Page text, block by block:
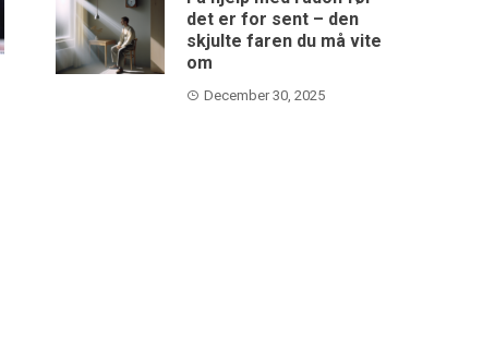
det er for sent – den
skjulte faren du må vite
om
December 30, 2025